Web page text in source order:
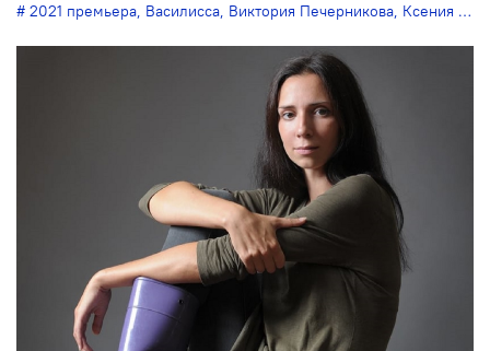
2021 премьера, Василисса, Виктория Печерникова, Ксения Кочубей